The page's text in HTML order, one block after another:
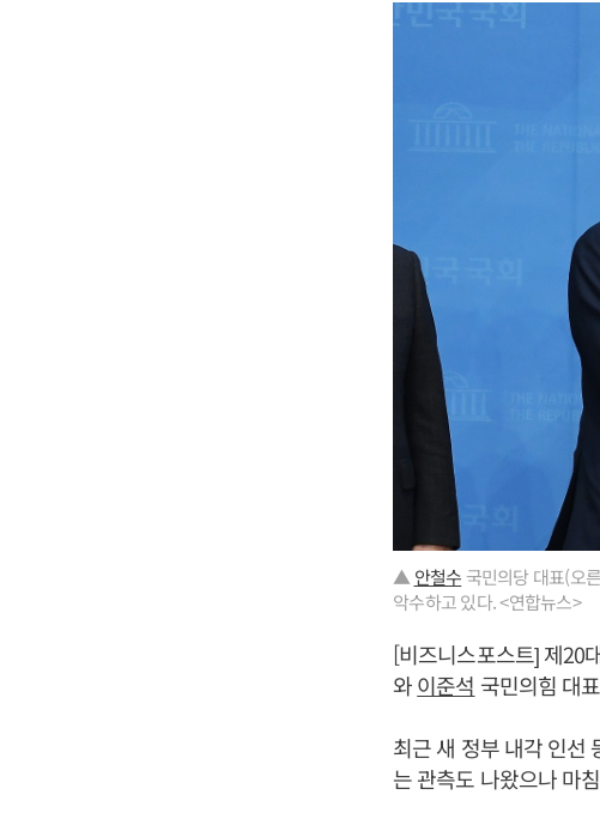
▲안철수 국민의당 대표(오
악수하고 있다. <연합뉴스>
[비즈니스포스트] 제20
와이준석 국민의힘 대
최근 새 정부 내각 인선
는 관측도 나왔으나 마